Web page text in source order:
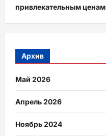
привлекательным ценам
Архив
Май 2026
Апрель 2026
Ноябрь 2024